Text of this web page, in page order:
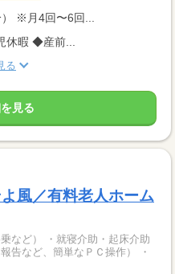
※月4回〜6回...
暇 ◆産前...
る
見る
風／有料老人ホーム
など） ・就寝介助・起床介助
告など、簡単なＰＣ操作） ・